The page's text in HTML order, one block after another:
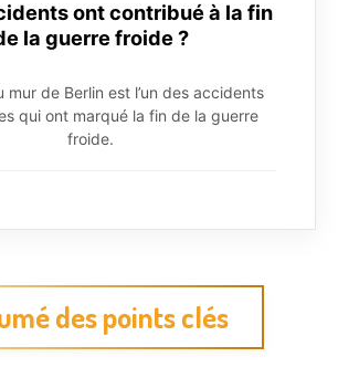
ont contribué à la fin
la guerre froide ?
mur de Berlin est l’un des accidents
qui ont marqué la fin de la guerre
froide.
des points clés